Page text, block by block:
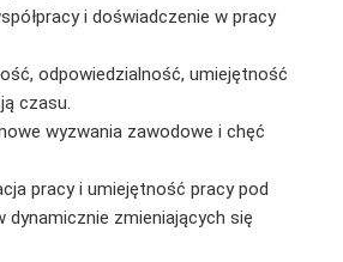
i doświadczenie w pracy
odpowiedzialność, umiejętność
czasu.
wyzwania zawodowe i chęć
pracy i umiejętność pracy pod
dynamicznie zmieniających się